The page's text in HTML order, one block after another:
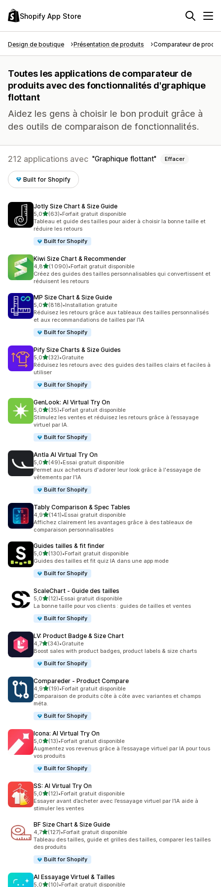
Shopify App Store
Design de boutique Présentation de produits Comparateur de
Toutes les applications de comparateur de
produits avec des fonctionnalités d'graphique
flottant
Aidez les gens à choisir le bon produit grâce à
des outils de comparaison de fonctionnalités.
212 applications avec Graphique flottant Effacer
Built for Shopify
Jotly Size Chart & Size Guide
5,0étoile(s) sur 5
(63)
63 avis au total
•Forfait gratuit disponible
Tableau et guide des tailles pour aider à choisir la bonne taille et
réduire les retours
Built for Shopify
Kiwi Size Chart & Recommender
4,8étoile(s) sur 5
(1 090)
1090 avis au total
•Forfait gratuit disponible
Créez des guides des tailles personnalisables qui convertissent et
réduisent les retours
MP Size Chart & Size Guide
5,0étoile(s) sur 5
(818)
818 avis au total
•Installation gratuite
Réduisez les retours grâce aux tableaux des tailles personnalisés
et aux recommandations de tailles par l’IA
Built for Shopify
Pify Size Charts & Size Guides
5,0étoile(s) sur 5
(32)
32 avis au total
•Gratuite
Réduisez les retours avec des guides des tailles clairs et faciles à
utiliser
Built for Shopify
GenLook: AI Virtual Try On
5,0étoile(s) sur 5
(35)
35 avis au total
•Forfait gratuit disponible
Stimulez les ventes et réduisez les retours grâce à l’essayage
virtuel par IA.
Built for Shopify
Antla AI Virtual Try On
5,0étoile(s) sur 5
(49)
49 avis au total
•Essai gratuit disponible
Permet aux acheteurs d'adorer leur look grâce à l'essayage de
vêtements par l'IA
Built for Shopify
Tably Comparison & Spec Tables
4,9étoile(s) sur 5
(141)
141 avis au total
•Essai gratuit disponible
Affichez clairement les avantages grâce à des tableaux de
comparaison personnalisables
Guides tailles & fit finder
5,0étoile(s) sur 5
(130)
130 avis au total
•Forfait gratuit disponible
Guides des tailles et fit quiz IA dans une app mode
Built for Shopify
ScaleChart ‑ Guide des tailles
5,0étoile(s) sur 5
(12)
12 avis au total
•Essai gratuit disponible
La bonne taille pour vos clients : guides de tailles et ventes
Built for Shopify
LV: Product Badge & Size Chart
4,7étoile(s) sur 5
(34)
34 avis au total
•Gratuite
Boost sales with product badges, product labels & size charts
Built for Shopify
Compareder ‑ Product Compare
4,9étoile(s) sur 5
(19)
19 avis au total
•Forfait gratuit disponible
Comparaison de produits côte à côte avec variantes et champs
méta.
Built for Shopify
Icona: AI Virtual Try On
5,0étoile(s) sur 5
(13)
13 avis au total
•Forfait gratuit disponible
Augmentez vos revenus grâce à l’essayage virtuel par IA pour tous
vos produits
Built for Shopify
SS: AI Virtual Try On
5,0étoile(s) sur 5
(12)
12 avis au total
•Forfait gratuit disponible
Essayer avant d’acheter avec l’essayage virtuel par l’IA aide à
stimuler les ventes
BF Size Chart & Size Guide
4,7étoile(s) sur 5
(127)
127 avis au total
•Forfait gratuit disponible
Tableau des tailles, guide et grilles des tailles, comparer les tailles
des produits
Built for Shopify
AI Essayage Virtuel & Tailles
5,0étoile(s) sur 5
(10)•Forfait gratuit disponible